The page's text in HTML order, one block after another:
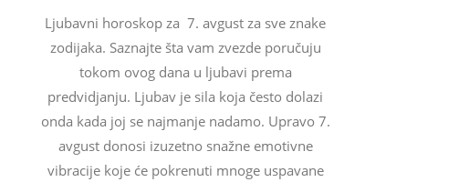
Ljubavni horoskop za 7. avgust za sve znake
zodijaka. Saznajte šta vam zvezde poručuju
tokom ovog dana u ljubavi prema
predvidjanju. Ljubav je sila koja često dolazi
onda kada joj se najmanje nadamo. Upravo 7.
avgust donosi izuzetno snažne emotivne
vibracije koje će pokrenuti mnoge uspavane